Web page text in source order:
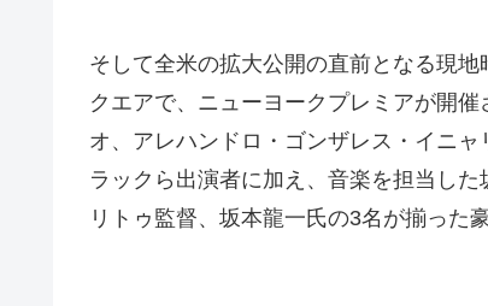
そして全米の拡大公開の直前となる現
クエアで、ニューヨークプレミアが開
オ、アレハンドロ・ゴンザレス・イニ
ラックら出演者に加え、音楽を担当し
リトゥ監督、坂本龍一氏の3名が揃った